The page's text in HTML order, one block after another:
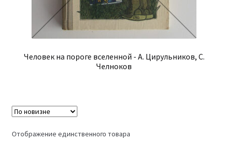
Человек на пороге вселенной - А. Цирульников, С.
Челноков
Отображение единственного товара